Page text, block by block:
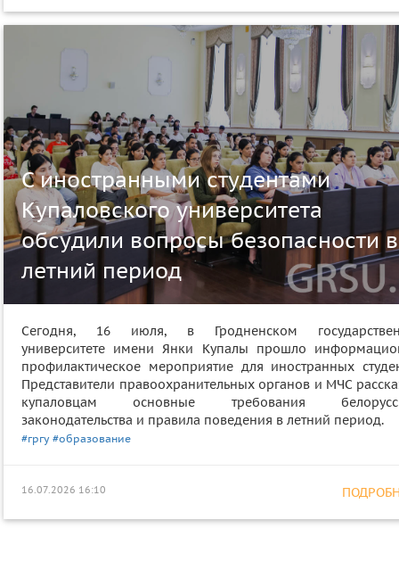
С иностранными студентами
Купаловского университета
обсудили вопросы безопасности в
летний период
Сегодня, 16 июля, в Гродненском
университете имени Янки Купалы прошло
профилактическое мероприятие для иностранных
Представители правоохранительных органов и МЧС
купаловцам основные требования
законодательства и правила поведения в летний период.
#гргу #образование
16.07.2026 16:10